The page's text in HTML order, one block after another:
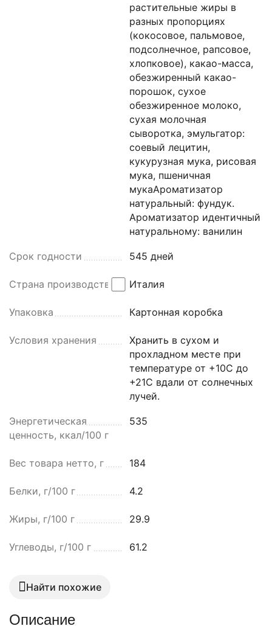
растительные жиры в
разных пропорциях
(кокосовое, пальмовое,
подсолнечное, рапсовое,
хлопковое), какао-масса,
обезжиренный какао-
порошок, сухое
обезжиренное молоко,
сухая молочная
сыворотка, эмульгатор:
соевый лецитин,
кукурузная мука, рисовая
мука, пшеничная
мукаАроматизатор
натуральный: фундук.
Ароматизатор идентичный
натуральному: ванилин
Срок годности 545 дней
Страна производства Италия
Упаковка Картонная коробка
Условия хранения
Хранить в сухом и
прохладном месте при
температуре от +10С до
+21С вдали от солнечных
лучей.
Энергетическая
ценность, ккал/100 г
535
Вес товара нетто, г 184
Белки, г/100 г 4.2
Жиры, г/100 г 29.9
Углеводы, г/100 г 61.2
Найти похожие
Описание